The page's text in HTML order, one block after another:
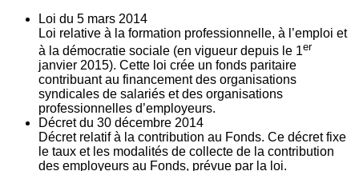
Loi du 5 mars 2014
Loi relative à la formation professionnelle, à l’emploi et
à la démocratie sociale (en vigueur depuis le 1er
janvier 2015). Cette loi crée un fonds paritaire
contribuant au financement des organisations
syndicales de salariés et des organisations
professionnelles d’employeurs.
Décret du 30 décembre 2014
Décret relatif à la contribution au Fonds. Ce décret fixe
le taux et les modalités de collecte de la contribution
des employeurs au Fonds, prévue par la loi.